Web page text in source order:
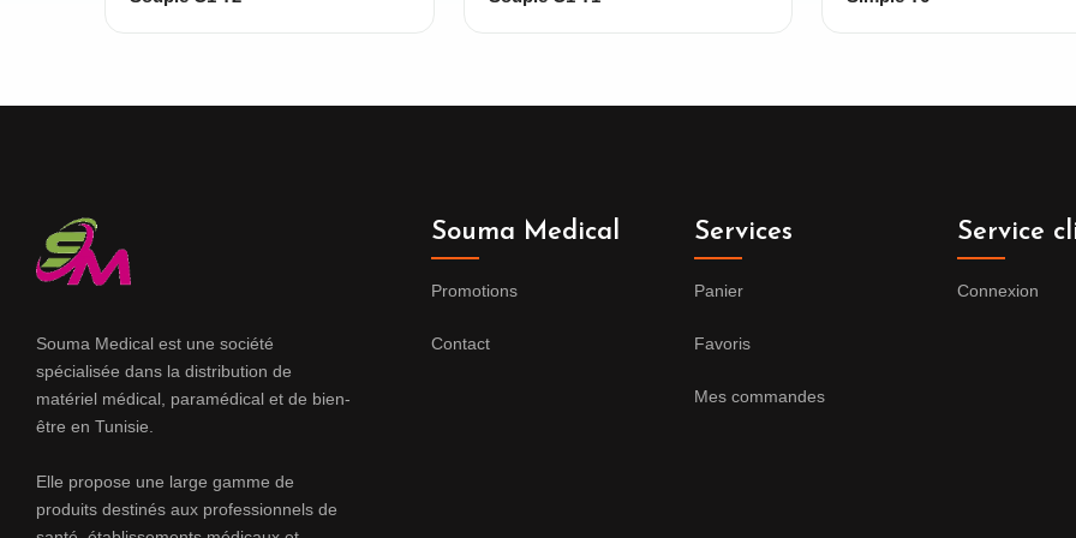
Souma Medical est une société
spécialisée dans la distribution de
matériel médical, paramédical et de bien-
être en Tunisie.
Elle propose une large gamme de
produits destinés aux professionnels de
Souma Medical
Promotions
Contact
Services
Panier
Favoris
Mes commandes
Service
Connexion